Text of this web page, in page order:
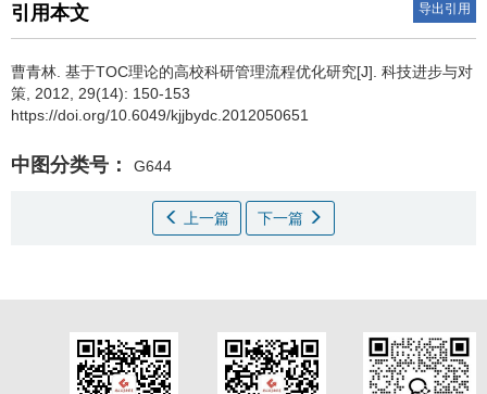
引用本文 导出引用
曹青林 基于TOC理论的高校科研管理流程优化研究[J]. 科技进步与对
策, 2012, 29(14): 150-153
https://doi.org/10.6049/kjjbydc.2012050651
中图分类号： G644
上一篇 下一篇